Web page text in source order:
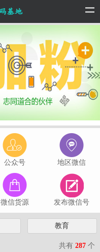
公众号 地区微信
微信货源 发布微信号
教育
共有 287 个